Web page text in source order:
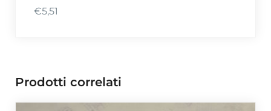
€5,51
Prodotti correlati